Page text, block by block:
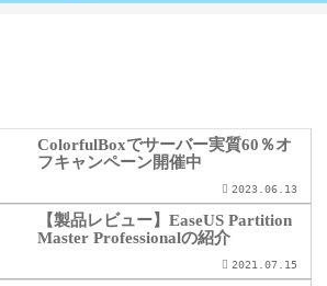
ColorfulBoxでサーバー実質60％オ
フキャンペーン開催中
2023.06.13
【製品レビュー】EaseUS Partition
Master Professionalの紹介
2021.07.15